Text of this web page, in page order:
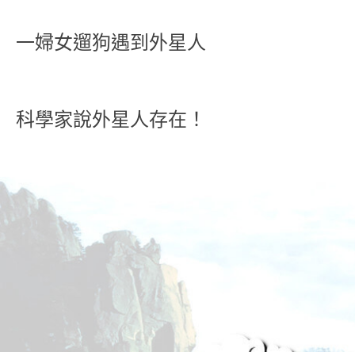
一婦女遛狗遇到外星人
科學家說外星人存在！